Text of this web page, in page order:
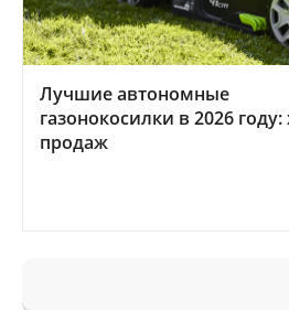
Лучшие автономные
газонокосилки в 2026
продаж